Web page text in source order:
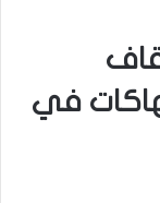
في